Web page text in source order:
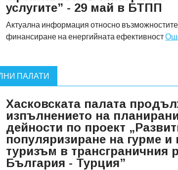
услугите” - 29 май в БТПП
Актуална информация относно възможностите
финансиране на енергийната ефективност
ПАЛАТИ
Хасковската палата
изпълнението на
дейности по проект
популяризиране на гурме и
туризъм в трансграничния
България - Турция”